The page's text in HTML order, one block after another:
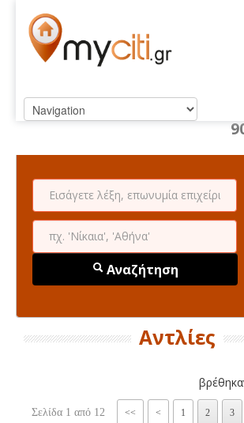
Αναζήτηση
Αντλίες
Σελίδα 1 από 12 << < 1 2 3